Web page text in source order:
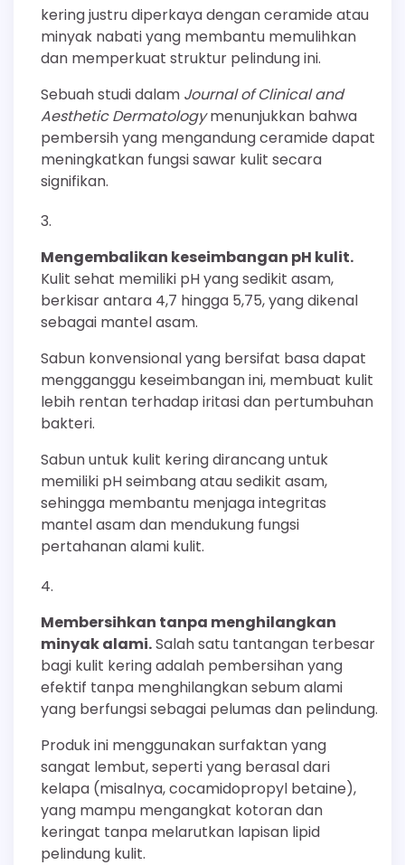
kering justru diperkaya dengan ceramide atau
minyak nabati yang membantu memulihkan
dan memperkuat struktur pelindung ini.
Sebuah studi dalam Journal of Clinical and
Aesthetic Dermatologymenunjukkan bahwa
pembersih yang mengandung ceramide dapat
meningkatkan fungsi sawar kulit secara
signifikan.
Mengembalikan keseimbangan pH kulit.
Kulit sehat memiliki pH yang sedikit asam,
berkisar antara 4,7 hingga 5,75, yang dikenal
sebagai mantel asam.
Sabun konvensional yang bersifat basa dapat
mengganggu keseimbangan ini, membuat kulit
lebih rentan terhadap iritasi dan pertumbuhan
bakteri.
Sabun untuk kulit kering dirancang untuk
memiliki pH seimbang atau sedikit asam,
sehingga membantu menjaga integritas
mantel asam dan mendukung fungsi
pertahanan alami kulit.
Membersihkan tanpa menghilangkan
minyak alami.Salah satu tantangan terbesar
bagi kulit kering adalah pembersihan yang
efektif tanpa menghilangkan sebum alami
yang berfungsi sebagai pelumas dan pelindung.
Produk ini menggunakan surfaktan yang
sangat lembut, seperti yang berasal dari
kelapa (misalnya, cocamidopropyl betaine),
yang mampu mengangkat kotoran dan
keringat tanpa melarutkan lapisan lipid
pelindung kulit.